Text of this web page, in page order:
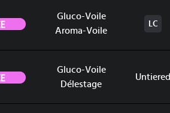
Fée
Gluco-Voile
Aroma-Voile
LC
Fée
Gluco-Voile
Délestage
Untiered